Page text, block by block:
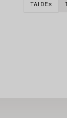
TAIDE